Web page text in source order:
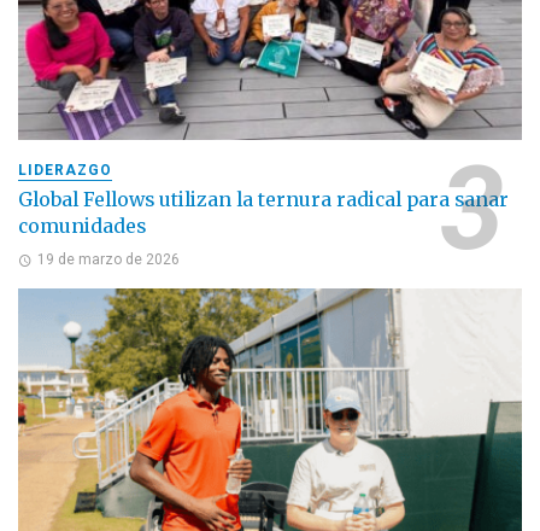
LIDERAZGO
Global Fellows utilizan la ternura radical para sanar
comunidades
19 de marzo de 2026